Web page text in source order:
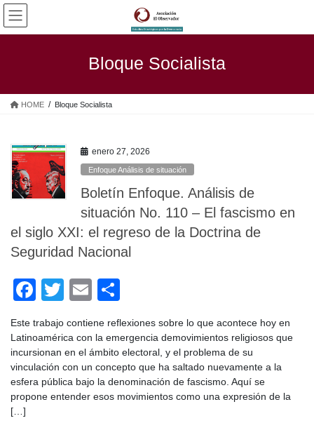
Saltar
contenido
Saltar
la
Bloque Socialista
HOME Bloque Socialista
enero 27, 2026
Enfoque Análisis de situación
Boletín Enfoque. Análisis de
situación No. 110 – El fascismo en
el siglo XXI: el regreso de la Doctrina de
Seguridad Nacional
F
a
c
e
b
o
T
tt
er
E
ail
o
m
p
ar
tir
Este trabajo contiene reflexiones sobre lo que acontece hoy en
Latinoamérica con la emergencia demovimientos religiosos que
incursionan en el ámbito electoral, y el problema de su
vinculación con un concepto que ha saltado nuevamente a la
esfera pública bajo la denominación de fascismo. Aquí se
propone entender esos movimientos como una expresión de la
[…]